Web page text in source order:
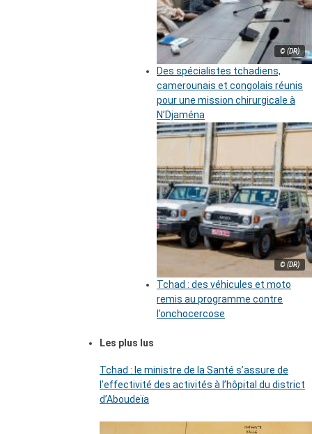
© (DR)
Des spécialistes tchadiens,
camerounais et congolais réunis
pour une mission chirurgicale à
N’Djaména
© (DR)
Tchad : des véhicules et moto
remis au programme contre
l’onchocercose
Les plus lus
Tchad : le ministre de la Santé s’assure de
l’effectivité des activités à l’hôpital du district
d’Aboudeïa